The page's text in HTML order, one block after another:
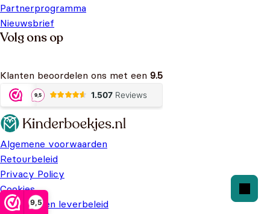
9,5
Partnerprogramma
Nieuwsbrief
Volg ons op
Klanten beoordelen ons met een 9.5
Algemene voorwaarden
Retourbeleid
Privacy Policy
Cookies
Verzend- en leverbeleid